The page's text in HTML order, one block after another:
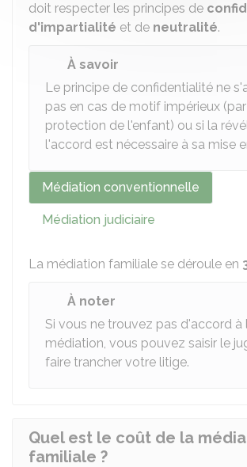
doit respecter les principes de
d'impartialité et de neutralité.
À savoir
Le principe de confidentialité ne
pas en cas de motif impérieux
protection de l'enfant) ou si la
l'accord est nécessaire à sa mise
Médiation conventionnelle
Médiation judiciaire
La médiation familiale se déroule en
À noter
Si vous ne trouvez pas d'accord à
médiation, vous pouvez saisir le
faire trancher votre litige.
Quel est le coût de la
familiale ?